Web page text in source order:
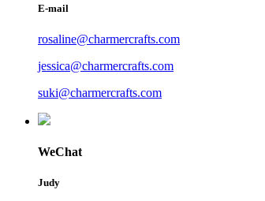
E-mail
rosaline@charmercrafts.com
jessica@charmercrafts.com
suki@charmercrafts.com
WeChat
Judy